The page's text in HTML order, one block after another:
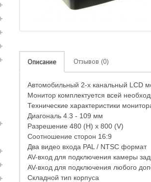
Описание Отзывов (0)
Автомобильный 2-х канальный LCD
Монитор комплектуется всей
Технические характеристики
Диагональ 4.3 - 109 мм
Разрешение 480 (H) x 800 (V)
Соотношение сторон 16:9
Два видео входа PAL / NTSC формат
AV-вход для подключения камеры
AV-вход для подключения любого
Складной тип корпуса